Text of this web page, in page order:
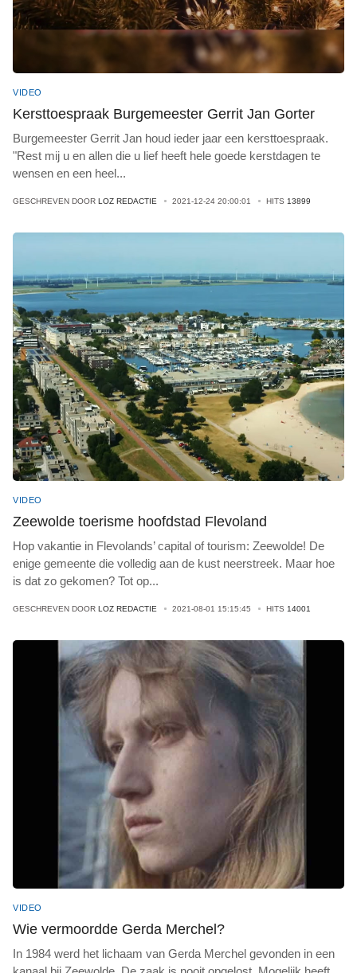
VIDEO
Kersttoespraak Burgemeester Gerrit Jan Gorter
Burgemeester Gerrit Jan houd ieder jaar een kersttoespraak.
"Rest mij u en allen die u lief heeft hele goede kerstdagen te
wensen en een heel...
GESCHREVEN DOOR LOZ REDACTIE 2021-12-24 20:00:01 HITS 13899
VIDEO
Zeewolde toerisme hoofdstad Flevoland
Hop vakantie in Flevolands’ capital of tourism: Zeewolde! De
enige gemeente die volledig aan de kust neerstreek. Maar hoe
is dat zo gekomen? Tot op...
GESCHREVEN DOOR LOZ REDACTIE 2021-08-01 15:15:45 HITS 14001
VIDEO
Wie vermoordde Gerda Merchel?
In 1984 werd het lichaam van Gerda Merchel gevonden in een